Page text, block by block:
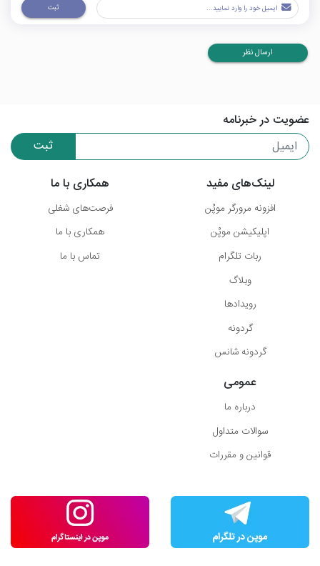
ثبت
ارسال نظر
عضویت در خبرنامه
ثبت
لینک‌های مفید
افزونه مرورگر موپُن
اپلیکیشن موپُن
ربات تلگرام
وبلاگ
رویدادها
گردونه
گردونه شانس
همکاری با ما
فرصت‌های شغلی
همکاری با ما
تماس با ما
عمومی
درباره ما
سوالات متداول
قوانین و مقررات